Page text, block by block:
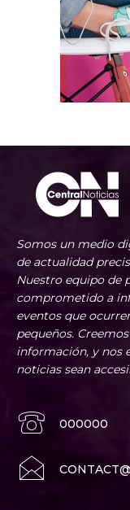
Somos un medio
de actualidad
Nuestro equipo de
comprometido a
eventos que
pequeños.
información, y nos
noticias sean
000000